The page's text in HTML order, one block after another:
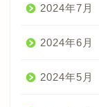
2024年7月
2024年6月
2024年5月